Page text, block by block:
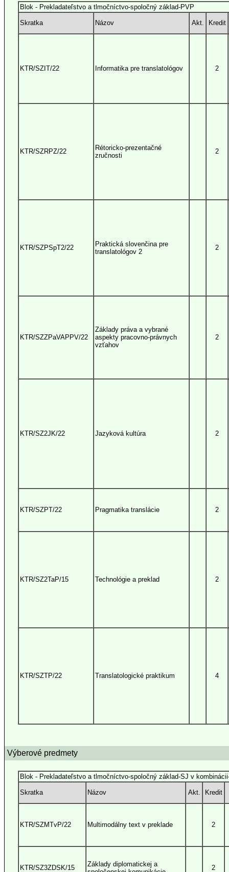
Blok - Prekladateľstvo a tlmočníctvo-spoločný základ-PVP
Skratka Názov Akt. Kredit
KTR/SZIT/22 Informatika pre translatológov 2
KTR/SZRPZ/22
Rétoricko-prezentačné
zručnosti
2
KTR/SZPSpT2/22
Praktická slovenčina pre
translatológov 2
2
KTR/SZZPaVAPPV/22
Základy práva a vybrané
aspekty pracovno-právnych
vzťahov
2
KTR/SZ2JK/22 Jazyková kultúra 2
KTR/SZPT/22 Pragmatika translácie 2
KTR/SZ2TaP/15 Technológie a preklad 2
KTR/SZTP/22 Translatologické praktikum 4
Výberové predmety
Blok - Prekladateľstvo a tlmočníctvo-spoločný základ-SJ v
Skratka Názov Akt. Kredit
KTR/SZMTvP/22 Multimodálny text v preklade 2
KTR/SZ3ZDSK/15
Základy diplomatickej a
2